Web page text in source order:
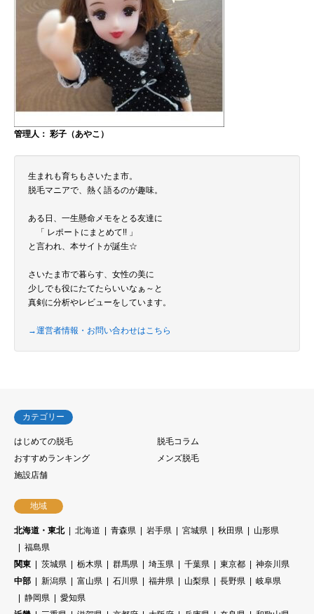
管理人： 彩子（あやこ）
生まれも育ちもさいたま市。
脱毛マニアで、熱く語るのが趣味。
ある日、一生懸命メモをとる友達に
「 レポートにまとめて!! 」
と言われ、本サイトが誕生☆
さいたま市で暮らす、女性の美に
少しでも役にたてたらいいなぁ～と
真剣に分析やレビューをしています。
→運営者情報・お問い合わせはこちら
カテゴリー
はじめての脱毛
脱毛コラム
おすすめランキング
メンズ脱毛
施設店舗
地域
北海道・東北 北海道 青森県 岩手県 宮城県 秋田県
山形県
福島県
関東
茨城県 栃木県 群馬県 埼玉県 千葉県 東京都
神奈川県
中部
新潟県 富山県 石川県 福井県 山梨県 長野県
岐阜県
静岡県
愛知県